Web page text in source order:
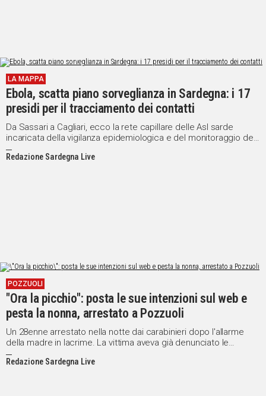
LA MAPPA
Ebola, scatta piano sorveglianza in Sardegna: i 17
presidi per il tracciamento dei contatti
Da Sassari a Cagliari, ecco la rete capillare delle Asl sarde
incaricata della vigilanza epidemiologica e del monitoraggio dei
passeggeri
Redazione Sardegna Live
POZZUOLI
"Ora la picchio": posta le sue intenzioni sul web e
pesta la nonna, arrestato a Pozzuoli
Un 28enne arrestato nella notte dai carabinieri dopo l'allarme
della madre in lacrime. La vittima aveva già denunciato le
violenze del nipote pochi giorni prima
Redazione Sardegna Live